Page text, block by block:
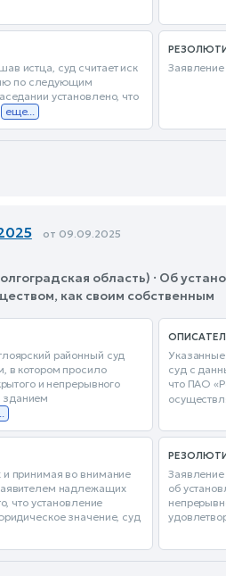
истца, суд считает иск
по следующим
установлено, что
еще...
от 09.09.2025
область) · Об
как своим собственным
районный суд
в котором просило
и непрерывного
суд с
что ПАО
и принимая во внимание
надлежащих
что установление
значение, суд
Заявление
об